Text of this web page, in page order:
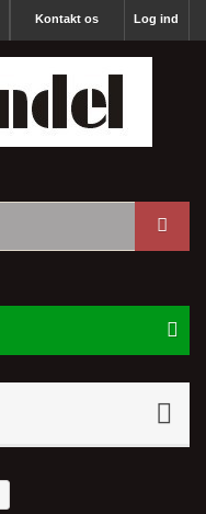
Log ind
Kontakt os